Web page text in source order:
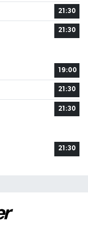
21:30
21:30
19:00
21:30
21:30
21:30